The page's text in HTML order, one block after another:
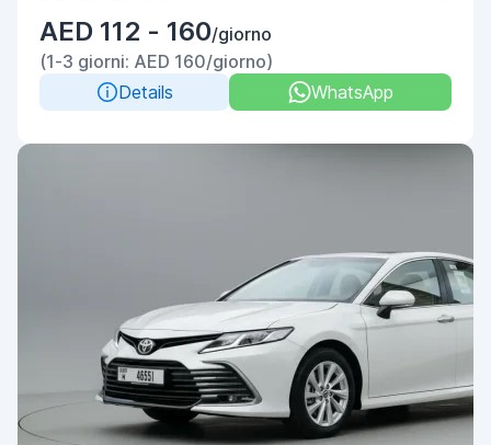
AED 112 - 160/giorno
(1-3 giorni: AED 160/giorno)
Details
WhatsApp